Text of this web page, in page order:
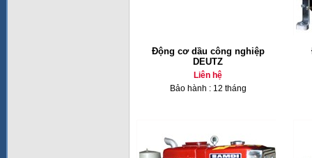
Động cơ dầu công nghiệp
DEUTZ
Liên hệ
Bảo hành : 12 tháng